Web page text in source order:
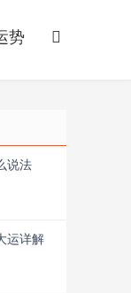
势
说法
运详解